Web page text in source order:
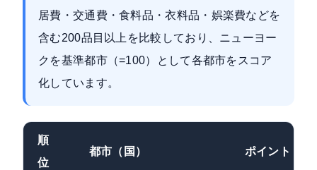
居費・交通費・食料品・衣料品・娯楽費などを
含む200品目以上を比較しており、ニューヨー
クを基準都市（=100）として各都市をスコア
化しています。
順
位
都市（国） ポイント